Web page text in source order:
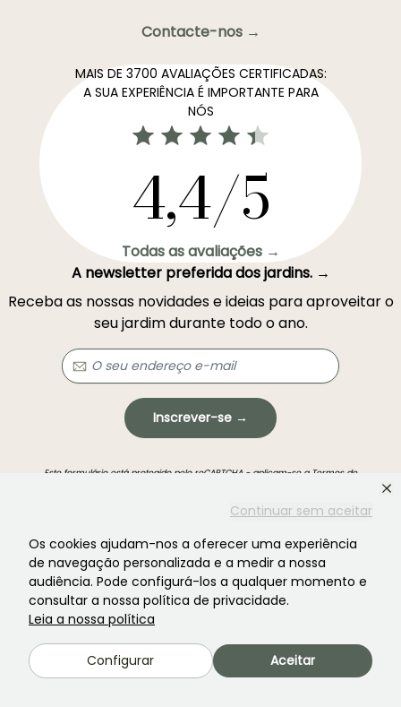
Continuar sem aceitar
Os cookies ajudam-nos a oferecer uma experiência
de navegação personalizada e a medir a nossa
audiência. Pode configurá-los a qualquer momento e
consultar a nossa política de privacidade.
Leia a nossa política
Configurar Aceitar
Contacte-nos →
MAIS DE 3700 AVALIAÇÕES CERTIFICADAS:
A SUA EXPERIÊNCIA É IMPORTANTE PARA
NÓS
4,4/5
Todas as avaliações →
A newsletter preferida dos jardins. →
Receba as nossas novidades e ideias para aproveitar o
seu jardim durante todo o ano.
Inscrever-se →
Este formulário está protegido pelo reCAPTCHA - aplicam-se a Termos de
Não encontrou o que procurava?